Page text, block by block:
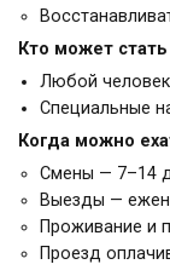
Кто может
Любой
Специальные
Когда можно
Смены — 7–14
Выезды —
Проживание и
Проезд